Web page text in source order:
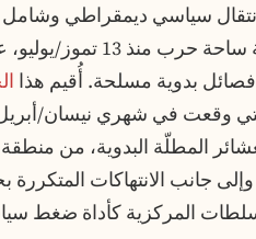
سياسي ديمقراطي
ذلك، أصبحت المنطقة
بدوية مسلحة. أُقيم هذا
وقعت في شهري نيسان/
المطلّة البدوية، من
وإلى جانب الانتهاكات
المركزية كأداة ضغط